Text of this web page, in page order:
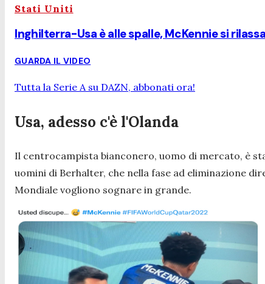
Stati Uniti
Inghilterra-Usa è alle spalle, McKennie si
GUARDA IL VIDEO
Tutta la Serie A su DAZN, abbonati ora!
Usa, adesso c'è l'Olanda
Il centrocampista bianconero, uomo di mercato, è
uomini di Berhalter, che nella fase ad eliminazione
Mondiale vogliono sognare in grande.